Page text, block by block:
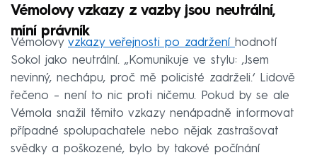
Vémolovy vzkazy z vazby jsou neutrální,
míní právník
Vémolovy vzkazy veřejnosti po zadržení hodnotí
Sokol jako neutrální. „Komunikuje ve stylu: ‚Jsem
nevinný, nechápu, proč mě policisté zadrželi.‘ Lidově
řečeno – není to nic proti ničemu. Pokud by se ale
Vémola snažil těmito vzkazy nenápadně informovat
případné spolupachatele nebo nějak zastrašovat
svědky a poškozené, bylo by takové počínání